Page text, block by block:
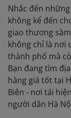
Nhắc đến
không kể đến
giao thương
không chỉ là nơi
thành phố mà
Bạn đang tìm
hàng giá tốt tại
Biên - nơi tái
người dân Hà